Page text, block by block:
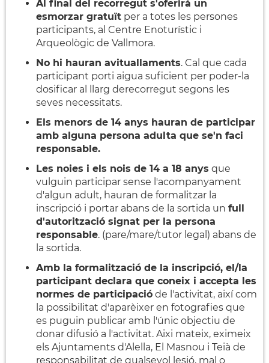
Al final del recorregut s'oferirà un
esmorzar gratuït per a totes les persones
participants, al Centre Enoturístic i
Arqueològic de Vallmora.
No hi hauran avituallaments. Cal que cada
participant porti aigua suficient per poder-la
dosificar al llarg derecorregut segons les
seves necessitats.
Els menors de 14 anys hauran de participar
amb alguna persona adulta que se'n faci
responsable.
Les noies i els nois de 14 a 18 anys que
vulguin participar sense l'acompanyament
d'algun adult, hauran de formalitzar la
inscripció i portar abans de la sortida un full
d'autorització signat per la persona
responsable. (pare/mare/tutor legal) abans de
la sortida.
Amb la formalització de la inscripció, el/la
participant declara que coneix i accepta les
normes de participació de l'activitat, així com
la possibilitat d'aparèixer en fotografies que
es puguin publicar amb l'únic objectiu de
donar difusió a l'activitat. Aixi mateix, eximeix
els Ajuntaments d'Alella, El Masnou i Teià de
responsabilitat de qualsevol lesió, mal o